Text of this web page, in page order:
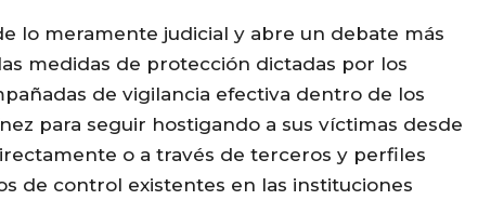
lo meramente judicial y abre un debate más
medidas de protección dictadas por los
de vigilancia efectiva dentro de los
para seguir hostigando a sus víctimas desde
o a través de terceros y perfiles
de control existentes en las instituciones